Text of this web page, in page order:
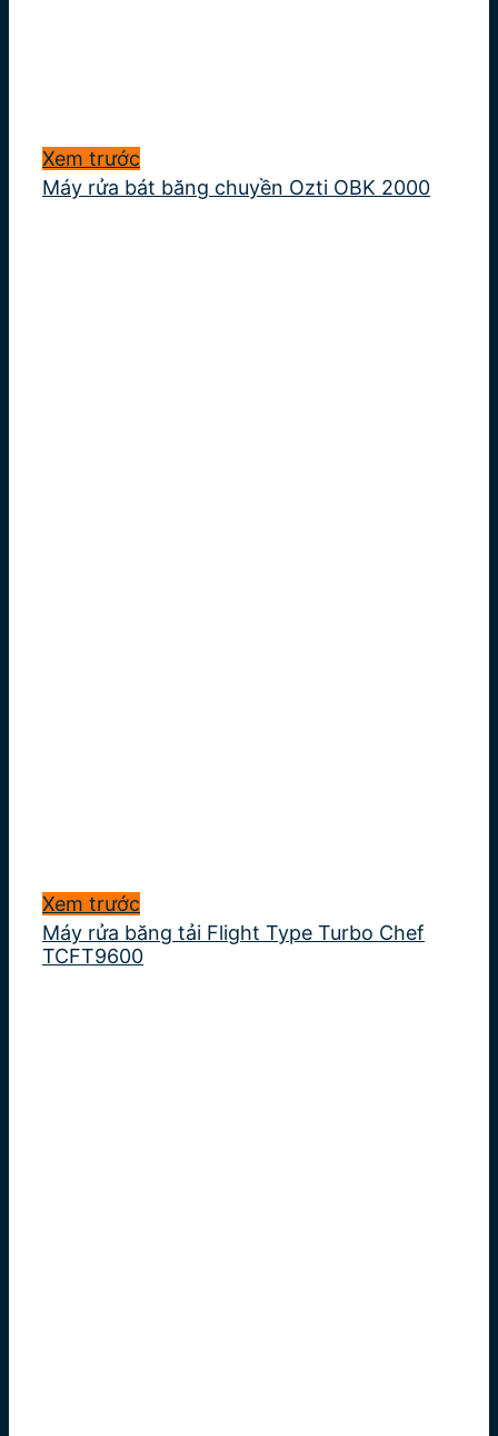
Xem trước
Máy rửa bát băng chuyền Ozti OBK 2000
Xem trước
Máy rửa băng tải Flight Type Turbo Chef
TCFT9600